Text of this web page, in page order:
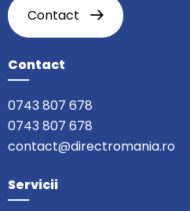
Contact
Contact
0743 807 678
0743 807 678
contact@directromania.ro
Servicii